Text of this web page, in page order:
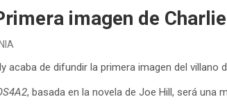
imagen de
acaba de difundir la primera imagen del villano
, basada en la novela de Joe Hill, será una